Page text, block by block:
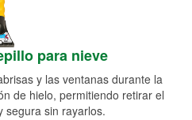
para nieve
y las ventanas durante la
de hielo, permitiendo retirar el
segura sin rayarlos.